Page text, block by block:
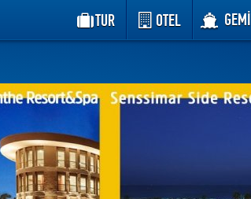
TUR OTEL GEMİ